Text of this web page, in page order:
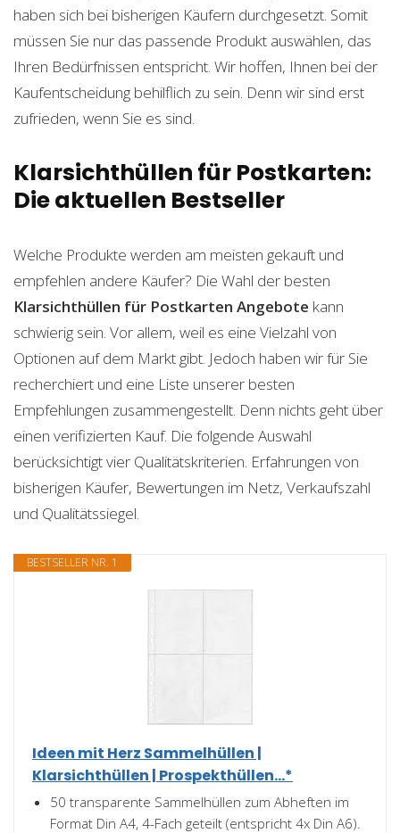
haben sich bei bisherigen Käufern durchgesetzt. Somit
müssen Sie nur das passende Produkt auswählen, das
Ihren Bedürfnissen entspricht. Wir hoffen, Ihnen bei der
Kaufentscheidung behilflich zu sein. Denn wir sind erst
zufrieden, wenn Sie es sind.
Klarsichthüllen für Postkarten:
Die aktuellen Bestseller
Welche Produkte werden am meisten gekauft und
empfehlen andere Käufer? Die Wahl der besten
Klarsichthüllen für Postkarten Angebote kann
schwierig sein. Vor allem, weil es eine Vielzahl von
Optionen auf dem Markt gibt. Jedoch haben wir für Sie
recherchiert und eine Liste unserer besten
Empfehlungen zusammengestellt. Denn nichts geht über
einen verifizierten Kauf. Die folgende Auswahl
berücksichtigt vier Qualitätskriterien. Erfahrungen von
bisherigen Käufer, Bewertungen im Netz, Verkaufszahl
und Qualitätssiegel.
BESTSELLER NR. 1
Ideen mit Herz Sammelhüllen |
Klarsichthüllen | Prospekthüllen...*
50 transparente Sammelhüllen zum Abheften im
Format Din A4, 4-Fach geteilt (entspricht 4x Din A6).